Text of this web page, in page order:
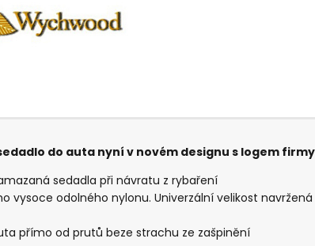
do auta nyní v novém designu s logem
sedadla při návratu z rybaření
vysoce odolného nylonu. Univerzální velikost
přímo od prutů beze strachu ze zašpinění